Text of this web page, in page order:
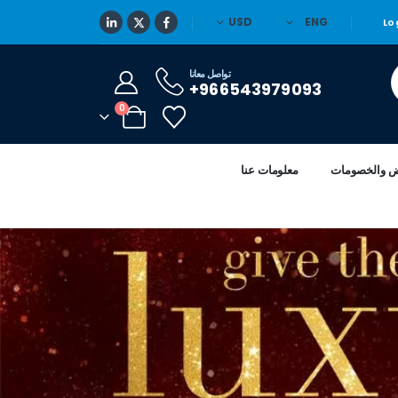
ENG
USD
تواصل معانا
966543979093+
0
والخصومات معلومات عنا